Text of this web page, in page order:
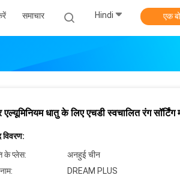
समाचार Hindi एक
एल्यूमिनियम धातु के लिए एचडी स्वचालित रंग सॉर्टिंग
विवरण:
के प्लेस:
अनहुई चीन
DREAM PLUS